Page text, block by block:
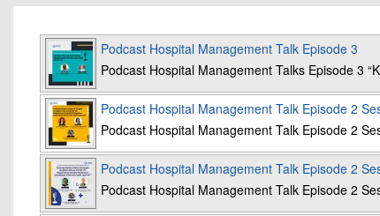
Podcast Hospital Management Talk Episode 3
Podcast Hospital Management Talks Episode 3
Podcast Hospital Management Talk Episode 2
Podcast Hospital Management Talk Episode 2
Podcast Hospital Management Talk Episode 2
Podcast Hospital Management Talk Episode 2